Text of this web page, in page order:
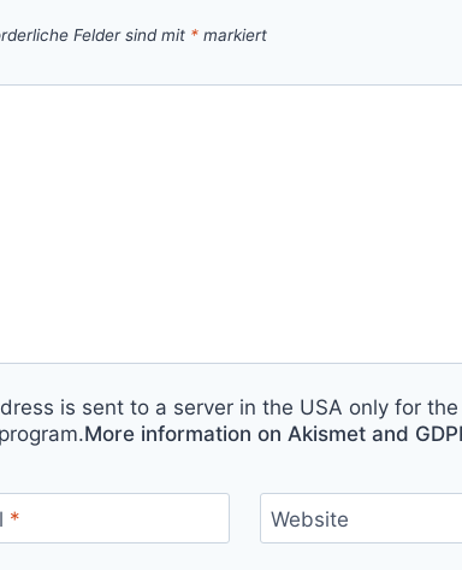
Felder sind mit * markiert
is sent to a server in the USA only for
program.More information on Akismet and
* Website